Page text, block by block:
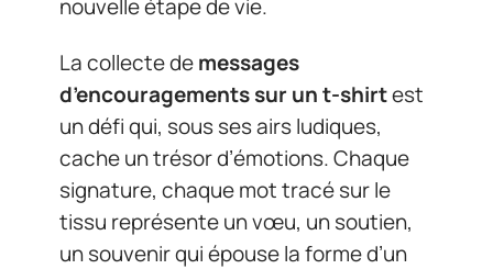
nouvelle étape de vie.
La collecte demessages
d’encouragements sur un t-shirtest
un défi qui, sous ses airs ludiques,
cache un trésor d’émotions. Chaque
signature, chaque mot tracé sur le
tissu représente un vœu, un soutien,
un souvenir qui épouse la forme d’un